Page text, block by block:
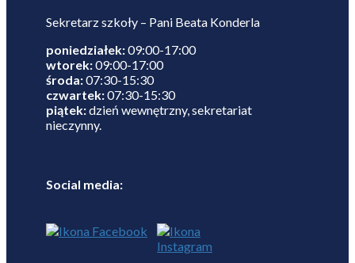
Sekretarz szkoły – Pani Beata Konderla
poniedziałek:09:00-17:00
wtorek:09:00-17:00
środa:07:30-15:30
czwartek:07:30-15:30
piątek:dzień wewnętrzny, sekretariat
nieczynny.
Social media: